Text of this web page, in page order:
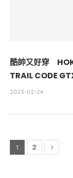
酷帥又好穿
TRAIL CODE
2023-02-24
1 2